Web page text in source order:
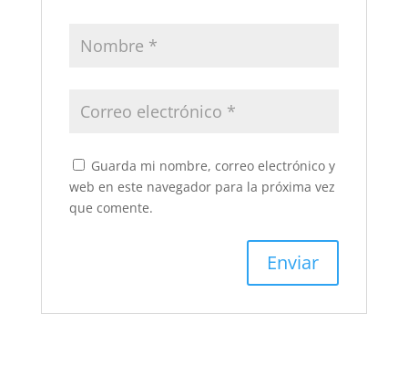
Guarda mi nombre, correo electrónico y
web en este navegador para la próxima vez
que comente.